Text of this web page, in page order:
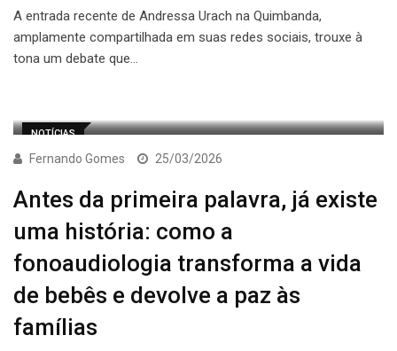
A entrada recente de Andressa Urach na Quimbanda,
amplamente compartilhada em suas redes sociais, trouxe à
tona um debate que…
NOTÍCIAS
Fernando Gomes 25/03/2026
Antes da primeira palavra, já existe
uma história: como a
fonoaudiologia transforma a vida
de bebês e devolve a paz às
famílias